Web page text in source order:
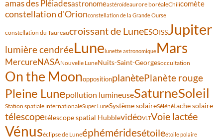
amas des Pléiadesastronomeastéroïdeaurore boréaleChilicomète
constellation d'Orionconstellation de la Grande Ourse
constellation du Taureaucroissant de LuneESOISSJupiter
lumière cendréeLune lunette astronomiqueMars
MercureNASANouvelle LuneNuits-Saint-Georgesoccultation
On the MoonoppositionplanètePlanète rouge
Pleine Lunepollution lumineuseSaturneSoleil
Station spatiale internationaleSuper LuneSystème solaireSélénétache solaire
télescopetélescope spatial HubblevidéoVLTVoie lactée
Vénuséclipse de Luneéphéméridesétoileétoile polaire